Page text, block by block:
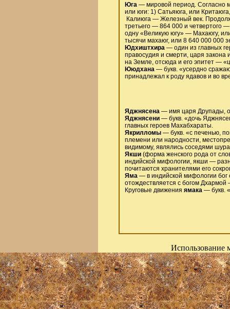
Юга— мировой период. Согласно
или юги: 1) Сатьяюга, или
Калиюга — Железный век.
третьего — 864 000 и четвертого
одну «Великую югу» — Махаюгу,
тысячи махаюг, или 8 640 000 000
Юдхиштхира— один из главных
правосудия и смерти, царя
на Земле, отсюда и его эпитет —
Ююдхана— букв. «усердно
принадлежал к роду ядавов и во
Яджнясена— имя царя Друпады,
Яджнясени— букв. «дочь
главных героев Махабхараты.
Якрилломы— букв. «с печенью,
племени или народности,
видимому, являлись соседями
Якши(форма женского рода от
индийской мифологии, якши —
почитаются хранителями его
Яма— в индийской мифологии бог
отождествляется с богом
Круговые движения ямака— букв.
Использование